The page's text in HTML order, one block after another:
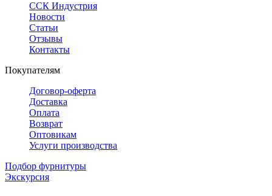
ССК Индустрия
Новости
Статьи
Отзывы
Контакты
Покупателям
Договор-оферта
Доставка
Оплата
Возврат
Оптовикам
Услуги производства
Подбор фурнитуры
Экскурсия